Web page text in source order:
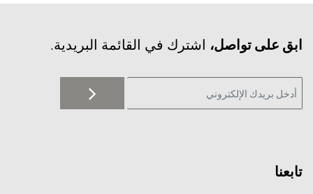
‫ابق على تواصل، اشترك في القائمة البريدية.
تابعنا